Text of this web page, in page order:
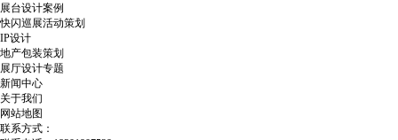
展台设计案例
快闪巡展活动策划
IP设计
地产包装策划
展厅设计专题
新闻中心
关于我们
网站地图
联系方式：